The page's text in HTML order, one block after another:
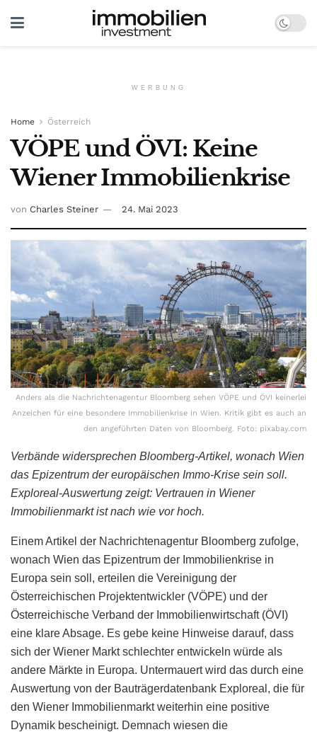
WERBUNG
Home Österreich
VÖPE und ÖVI: Keine
Wiener Immobilienkrise
von Charles Steiner 24. Mai 2023
Anders als die Nachrichtenagentur Bloomberg sehen VÖPE und ÖVI keinerlei
Anzeichen für eine besondere Immobilienkrise in Wien. Kritik gibt es auch an
den angeführten Daten von Bloomberg. Foto: pixabay.com
Verbände widersprechen Bloomberg-Artikel, wonach Wien
das Epizentrum der europäischen Immo-Krise sein soll.
Exploreal-Auswertung zeigt: Vertrauen in Wiener
Immobilienmarkt ist nach wie vor hoch.
Einem Artikel der Nachrichtenagentur Bloomberg zufolge,
wonach Wien das Epizentrum der Immobilienkrise in
Europa sein soll, erteilen die Vereinigung der
Österreichischen Projektentwickler (VÖPE) und der
Österreichische Verband der Immobilienwirtschaft (ÖVI)
eine klare Absage. Es gebe keine Hinweise darauf, dass
sich der Wiener Markt schlechter entwickeln würde als
andere Märkte in Europa. Untermauert wird das durch eine
Auswertung von der Bauträgerdatenbank Exploreal, die für
den Wiener Immobilienmarkt weiterhin eine positive
Dynamik bescheinigt. Demnach wiesen die